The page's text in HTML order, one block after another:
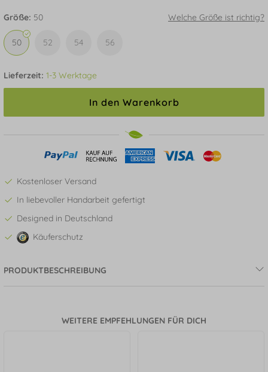
Größe: 50 Welche Größe ist richtig?
50 52 54 56
Lieferzeit: 1-3 Werktage
In den Warenkorb
Kostenloser Versand
In liebevoller Handarbeit gefertigt
Designed in Deutschland
Käuferschutz
PRODUKTBESCHREIBUNG
WEITERE EMPFEHLUNGEN FÜR DICH